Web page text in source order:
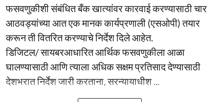
फसवणुकीशी संबंधित बँक खात्यांवर कारवाई करण्यासाठी चार
आठवड्यांच्या आत एक मानक कार्यप्रणाली (एसओपी) तयार
करून ती वितरित करण्याचे निर्देश दिले आहेत.
डिजिटल/ सायबरआधारित आर्थिक फसवणुकीला आळा
घालण्यासाठी आणि त्याला अधिक सक्षम प्रतिसाद देण्यासाठी
देशभरात निर्देश जारी करताना, सरन्यायाधीश ...